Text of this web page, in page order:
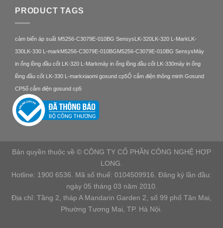
PRODUCT TAGS
cảm biến áp suất M5256-C3079E-010BG SensysLK-320LK-320 L-MarkLK-
330LK-330 L-markM5256-C3079E-010BGM5256-C3079E-010BG SensysMáy
in ống lồng đầu cốt LK-320 L-Markmáy in ống lồng đầu cốt LK-330máy in ống
lồng đầu cốt LK-330 L-markxiaomi gosund cp5Ổ cắm điện thông minh Gosund
CP5ổ cắm điện gosund cp5
Bản quyền thuộc về © CÔNG TY CỔ PHẦN CÔNG NGHỆ HỢP
LONG.
Hotline: 1900 6536. Mã số thuế: 0104509916. Đăng ký lần đầu:
ngày 05 tháng 03 năm 2010.
Địa chỉ: Tầng 2, tháp A Mandarin Garden 2, số 99 phố Tân Mai,
Phường Tương Mai, TP. Hà Nội.